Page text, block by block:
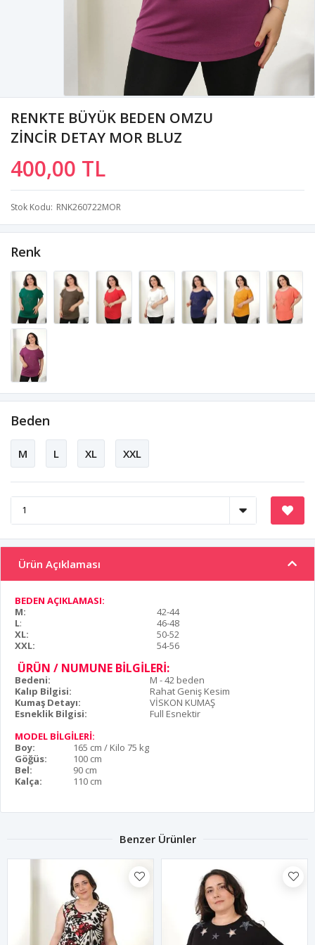
RENKTE BÜYÜK BEDEN OMZU
ZİNCİR DETAY MOR BLUZ
400,00 TL
Stok Kodu RNK260722MOR
Renk
Beden
M L XL XXL
Ürün Açıklaması
BEDEN AÇIKLAMASI:
M:
42-44
L:
46-48
XL:
50-52
XXL:
54-56
ÜRÜN / NUMUNE BİLGİLERİ:
Bedeni:
M - 42 beden
Kalıp Bilgisi:
Rahat Geniş Kesim
Kumaş Detayı:
VİSKON KUMAŞ
Esneklik Bilgisi:
Full Esnektir
MODEL BİLGİLERİ:
Boy:
165 cm / Kilo 75 kg
Göğüs:
100 cm
Bel:
90 cm
Kalça:
110 cm
Benzer Ürünler